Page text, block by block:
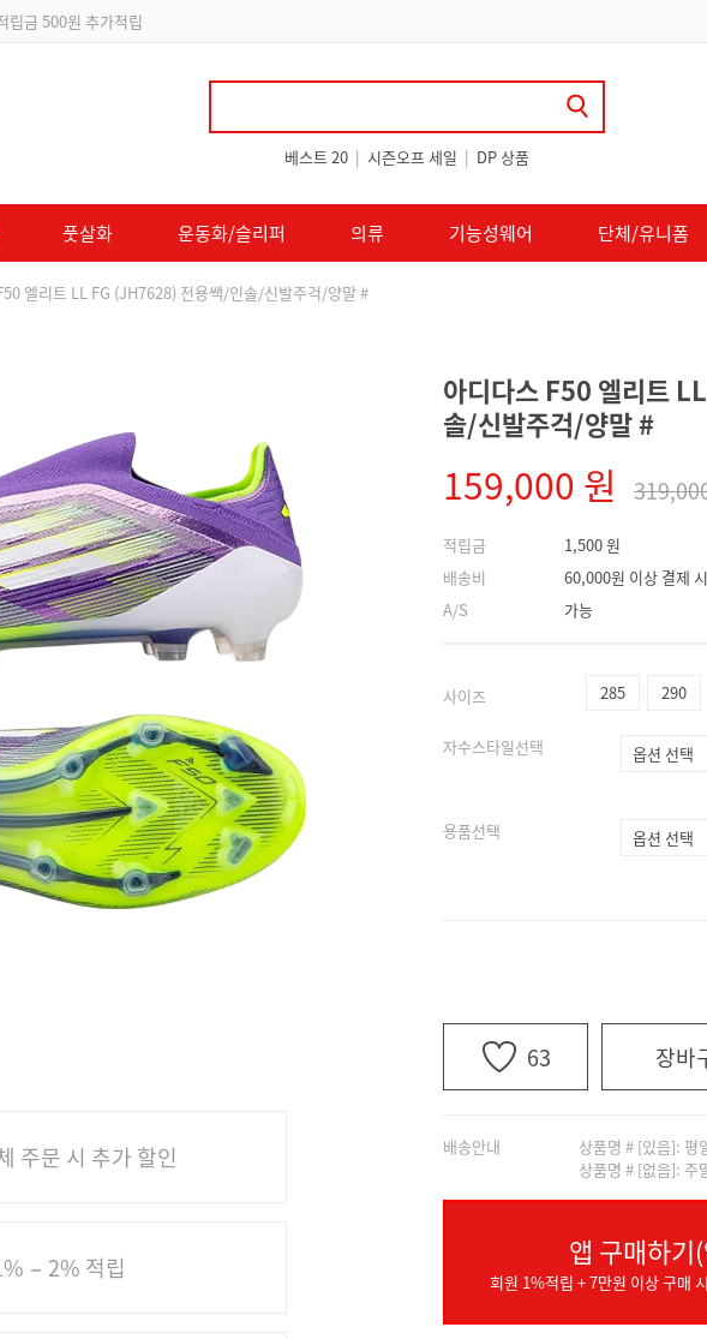
2% 적립 및 할인 쿠폰 지급
베스트 20 | 시즌오프 세일 | DP 상품
풋살화 운동화/슬리퍼 의류 기능성웨어 단체/유니폼
엘리트 LL FG (JH7628) 전용쌕/인솔/신발주걱/양말 #
주문 시 추가 할인
− 2% 적립
아디다스 F50 엘리트
솔/신발주걱/양말 #
159,000 원
적립금
배송비
A/S
1,500 원
60,000원 이상 결제
가능
사이즈 285 290
자수스타일선택
용품선택
63 장바
배송안내
상품명 # [있음]: 평
상품명 # [없음]: 주
앱 구매하기
회원 1%적립 + 7만원 이상 구매